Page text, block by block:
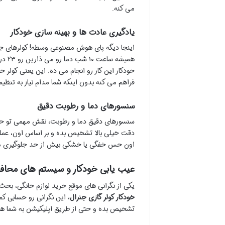
می کنه.
یادگیری عادت ها و بهینه سازی خودکار
اینجا دیگه پای هوش مصنوعی وسطه! کولرهای
خودکار این کار رو انجام می ده. این یعنی
فراهم می کنه بدون اینکه شما مدام نیاز به
سنسورهای دما و رطوبت دقیق
سنسورهای دقیق دما و رطوبت، نقش مهمی تو
دقت خیلی بالا تشخیص بده و بر اساس اون،
اون حس خفگی یا خشکی بیش از حد جلوگیری
عیب یابی خودکار و سیستم های
یکی از نگرانی های موقع خرید لوازم خانگی،
خودکار کولر گازی جنرال، این نگرانی رو
تشخیص بده و حتی از طریق اپلیکیشن به شما